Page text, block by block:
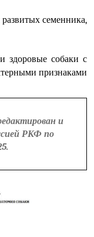
семенника,
здоровые собаки с
признаками
и
РКФ по